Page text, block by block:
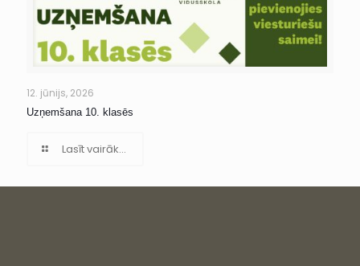
12. jūnijs, 2026
Uzņemšana 10. klasēs
Lasīt vairāk...